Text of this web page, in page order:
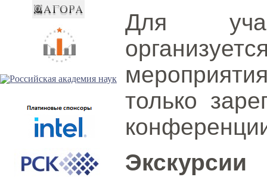
Для
только
Экскурсии